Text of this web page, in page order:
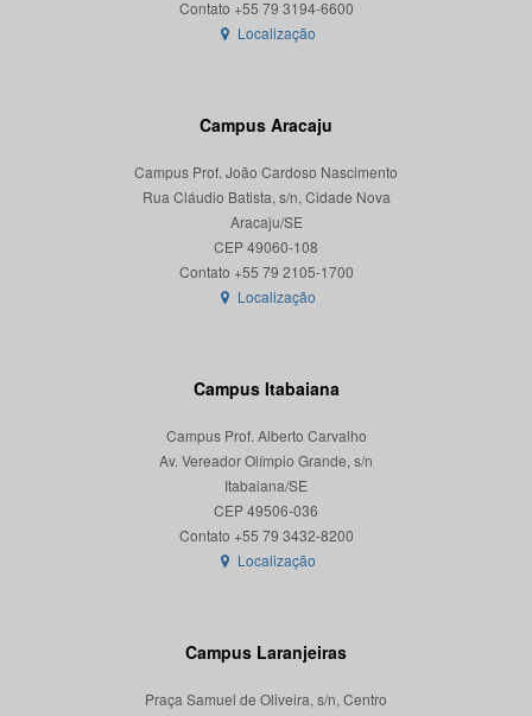
Localização
Campus Aracaju
Campus Prof. João Cardoso Nascimento
Rua Cláudio Batista, s/n, Cidade Nova
Aracaju/SE
CEP 49060-108
Localização
Campus Itabaiana
Campus Prof. Alberto Carvalho
Av. Vereador Olímpio Grande, s/n
Itabaiana/SE
CEP 49506-036
Localização
Campus Laranjeiras
Praça Samuel de Oliveira, s/n, Centro